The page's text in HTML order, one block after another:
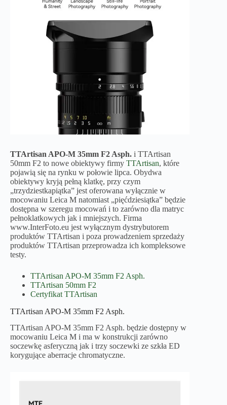
TTArtisan APO-M 35mm F2 Asph. i TTArtisan
50mm F2 to nowe obiektywy firmy TTArtisan, które
pojawią się na rynku w połowie lipca. Obydwa
obiektywy kryją pełną klatkę, przy czym
„trzydziestkapiątka” jest oferowana wyłącznie w
mocowaniu Leica M natomiast „pięćdziesiątka” będzie
dostępna w szeregu mocowań i to zarówno dla matryc
pełnoklatkowych jak i mniejszych. Firma
www.InterFoto.eu jest wyłącznym dystrybutorem
produktów TTArtisan i poza prowadzeniem sprzedaży
produktów TTArtisan przeprowadza ich kompleksowe
testy.
TTArtisan APO-M 35mm F2 Asph.
TTArtisan 50mm F2
Certyfikat TTArtisan
TTArtisan APO-M 35mm F2 Asph.
TTArtisan APO-M 35mm F2 Asph. będzie dostępny w
mocowaniu Leica M i ma w konstrukcji zarówno
soczewkę asferyczną jak i trzy soczewki ze szkła ED
korygujące aberracje chromatyczne.